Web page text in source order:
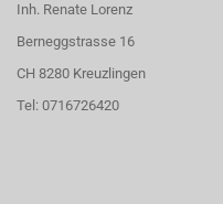
Inh. Renate Lorenz
Berneggstrasse 16
CH 8280 Kreuzlingen
Tel: 0716726420